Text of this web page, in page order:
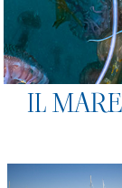
IL